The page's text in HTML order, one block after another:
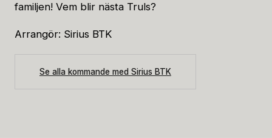
familjen! Vem blir nästa Truls?
Arrangör: Sirius BTK
Se alla kommande med Sirius BTK